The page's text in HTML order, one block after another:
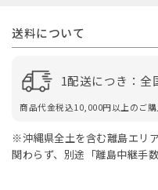
送料について
1配送につき：全
商品代金税込10,000円以上のご
※沖縄県全土を含む離島エリ
関わらず、別途「離島中継手